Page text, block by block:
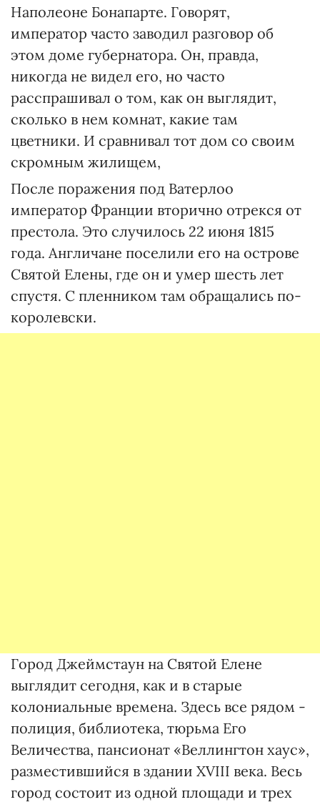
Наполеоне Бонапарте. Говорят,
император часто заводил разговор об
этом доме губернатора. Он, правда,
никогда не видел его, но часто
расспрашивал о том, как он выглядит,
сколько в нем комнат, какие там
цветники. И сравнивал тот дом со своим
скромным жилищем,
После поражения под Ватерлоо
император Франции вторично отрекся от
престола. Это случилось 22 июня 1815
года. Англичане поселили его на острове
Святой Елены, где он и умер шесть лет
спустя. С пленником там обращались по-
королевски.
Город Джеймстаун на Святой Елене
выглядит сегодня, как и в старые
колониальные времена. Здесь все рядом -
полиция, библиотека, тюрьма Его
Величества, пансионат «Веллингтон хаус»,
разместившийся в здании XVIII века. Весь
город состоит из одной площади и трех